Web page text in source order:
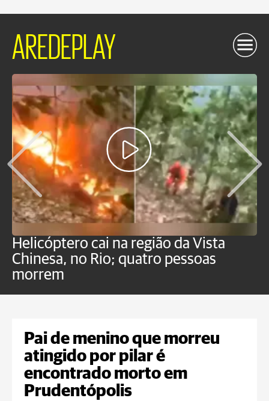
AREDEPLAY
Helicóptero cai na região da Vista
Chinesa, no Rio; quatro pessoas
morrem
Pai de menino que morreu
atingido por pilar é
encontrado morto em
Prudentópolis